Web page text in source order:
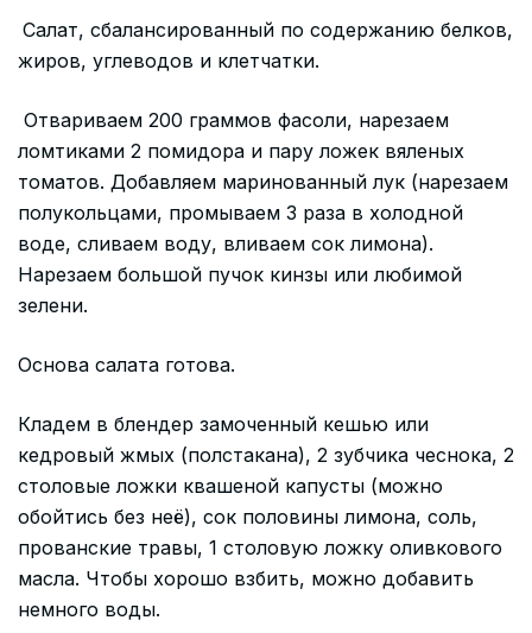
Салат, сбалансированный по содержанию белков,
жиров, углеводов и клетчатки.
Отвариваем 200 граммов фасоли, нарезаем
ломтиками 2 помидора и пару ложек вяленых
томатов. Добавляем маринованный лук (нарезаем
полукольцами, промываем 3 раза в холодной
воде, сливаем воду, вливаем сок лимона).
Нарезаем большой пучок кинзы или любимой
зелени.
Основа салата готова.
Кладем в блендер замоченный кешью или
кедровый жмых (полстакана), 2 зубчика чеснока, 2
столовые ложки квашеной капусты (можно
обойтись без неё), сок половины лимона, соль,
прованские травы, 1 столовую ложку оливкового
масла. Чтобы хорошо взбить, можно добавить
немного воды.